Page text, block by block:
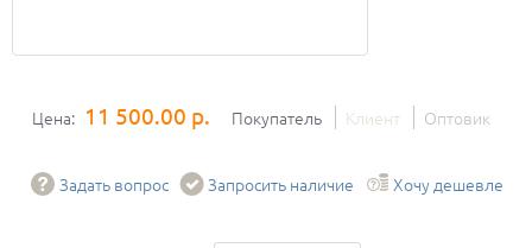
Цена: 11 500.00 р. Покупатель Клиент Оптовик
Задать вопрос Запросить наличие Хочу дешевле